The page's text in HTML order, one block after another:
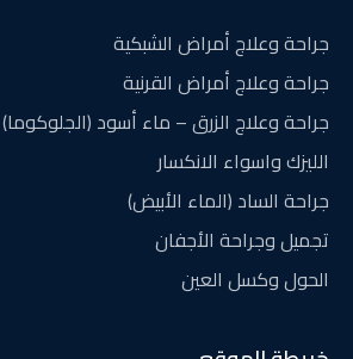
جراحة وعلاج أمراض الشبكية
جراحة وعلاج أمراض القرنية
جراحة وعلاج الزرق – ماء أسود (الجلوكوما)
الليزك واسواء الانكسار
جراحة الساد (الماء الأبيض)
تجميل وجراحة الأجفان
الحول وكسل العين